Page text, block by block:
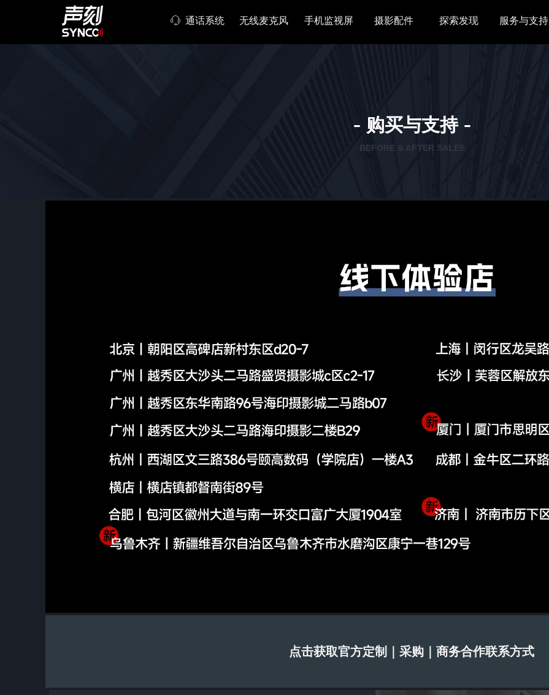
ꁱ 通话系统 无线麦克风 手机监视屏 摄影配件 探索发现 服务与支持
- 购买与支持-
BEFORE & AFTER SALES
点击获取官方定制｜采购｜商务合作联系方式